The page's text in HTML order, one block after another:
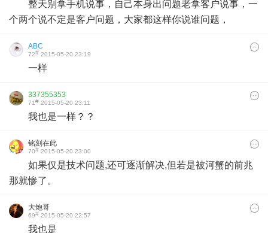
整天别拿手机说事，自己本身出问题老拿客户说事，一
个两个说不定是客户问题，大家都这样你说谁问题，
ABC
72# 2015-05-20 23:19
一样
337355353
71# 2015-05-20 23:11
我也是一样？？
铭刻在此
70# 2015-05-20 23:00
如果仅是技术问题,还可逐渐解决,但若是被河蟹的前兆
那就惨了。
大炮哥
69# 2015-05-20 22:57
我也是